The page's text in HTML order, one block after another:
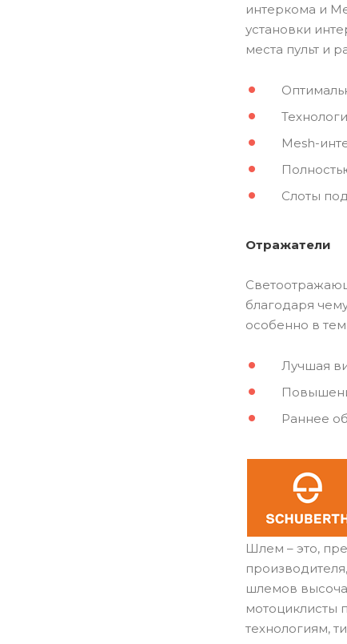
интеркома и
установки
места пульт и
Mesh-
Слоты
Отражатели
благодаря
особенно в
Лучшая
Раннее
Шлем – это,
шлемов
мотоциклисты
технологиям,